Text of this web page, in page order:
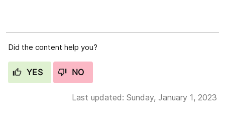
Did the content help you?
YES NO
Last updated: Sunday, January 1, 2023